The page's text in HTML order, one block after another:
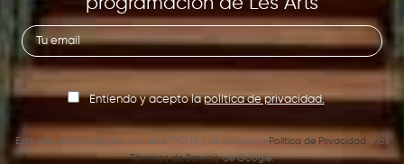
Entiendo y acepto lapolítica de privacidad.
Este sitio está protegido por reCAPTCHA y se aplican la Política de Privacidad y los
Términos de Serviciode Google.